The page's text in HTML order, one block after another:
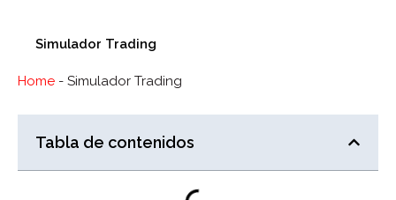
Simulador Trading
Home - Simulador Trading
Tabla de contenidos